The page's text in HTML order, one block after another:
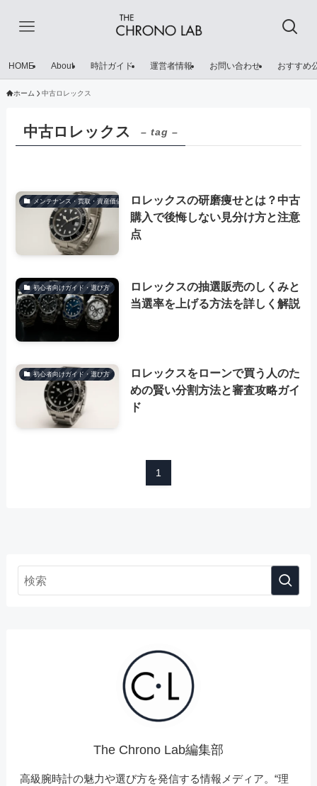
HOME About 時計ガイド 運営者情報 お問い合わせ おすすめ
ホーム 中古ロレックス
中古ロレックス – tag –
メンテナンス・買取・資産価値
ロレックスの研磨痩せとは？中古
購入で後悔しない見分け方と注意
点
初心者向けガイド・選び方
ロレックスの抽選販売のしくみと
当選率を上げる方法を詳しく解説
初心者向けガイド・選び方
ロレックスをローンで買う人のた
めの賢い分割方法と審査攻略ガイ
ド
1
The Chrono Lab編集部
高級腕時計の魅力や選び方を発信する情報メディア。“理